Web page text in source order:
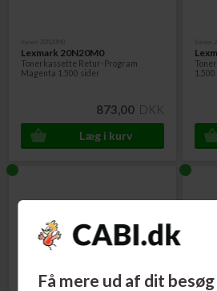
Få mere ud af dit
Lexmark 20N20M0
Tonerkassette Retur-Program
Magenta 1.500 sider
873,00 DKK